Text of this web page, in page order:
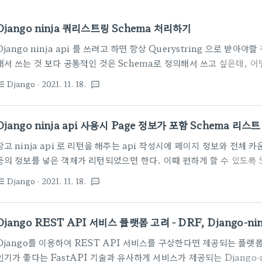
ninja 쿼리스트링 Schema 처리하기
ninja api 를 쓰려고 하면 항상 Querystring 으로 받아야할
서 쓰는 것 보다 공통적인 것은 Schema로 정의해서 쓰고 싶은데,
보자. Django-ninja 공식 사이트에는 이와 관련된 아래와 같은 튜
django-ninja.rest-framework.com/tutorial/query-
also use Schema to encapsulate GET parameters:
Django · 2021. 11. 18. textsms
ninja api 사용시 Page 정보가 포함 Schema 리스트
고 ninja api 로 리턴을 해주는 api 작성시에 페이지 정보와 전체 카
의 정보를 넣은 객체가 리턴되었으면 한다. 이때 편하게 할 수 있도
작성하기 귀찮은데 클래스 추상화로 이를 해결할 수 있다. 그냥 코드
리스트가 포함된 Schema 를 아래와 같이 정의해 본다. 각각
깐 공통 분모만 PaginatedOutSchema 로 정의해 두고 상속해서
Django · 2021. 11. 18. textsms
REST API 서비스 플랫폼 고려 - DRF, Django-
를 이용하여 REST API 서비스를 구상한다면 제공되는 플랫
기가 좋다는 FastAPI 기술과 유사하게 서비스가 제공되는